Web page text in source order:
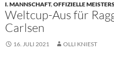
I. MANNSCHAFT,OFFIZIELLE
Weltcup-Aus für
Carlsen
16. JULI 2021 OLLI KNIEST